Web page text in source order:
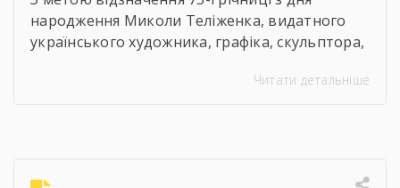
народження Миколи Теліженка, видатного
українського художника, графіка, скульптора,
мистецтва, члена Національної спілкиЧитати детальніше